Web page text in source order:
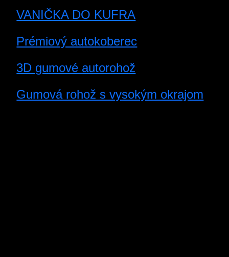
VANIČKA DO KUFRA
Prémiový autokoberec
3D gumové autorohož
Gumová rohož s vysokým okrajom